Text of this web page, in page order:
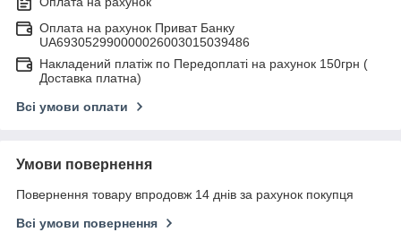
Оплата на рахунок Приват Банку
UA693052990000026003015039486
Накладений платіж по Передоплаті на рахунок 150грн (
Доставка платна)
Всі умови оплати
Умови повернення
Повернення товару впродовж 14 днів за рахунок покупця
Всі умови повернення